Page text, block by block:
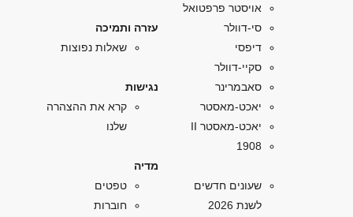
אויסטר פרפטואל
סי-דוולר
דיפסי
סקיי-דוולר
סאבמרינר
יאכט-מאסטר
יאכט-מאסטר II
1908
שעונים חדשים
לשנת 2026
עזרה ותמיכה
שאלות נפוצות
נגישות
קרא את ההצהרה
שלנו
מדיה
טפטים
חוברות